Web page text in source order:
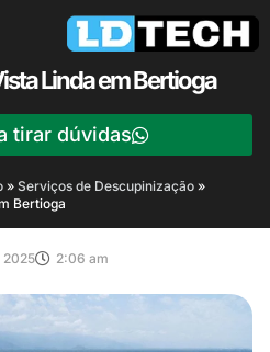
Linda em Bertioga
tirar dúvidas
» Serviços de Descupinização »
Bertioga
2025 2:06 am